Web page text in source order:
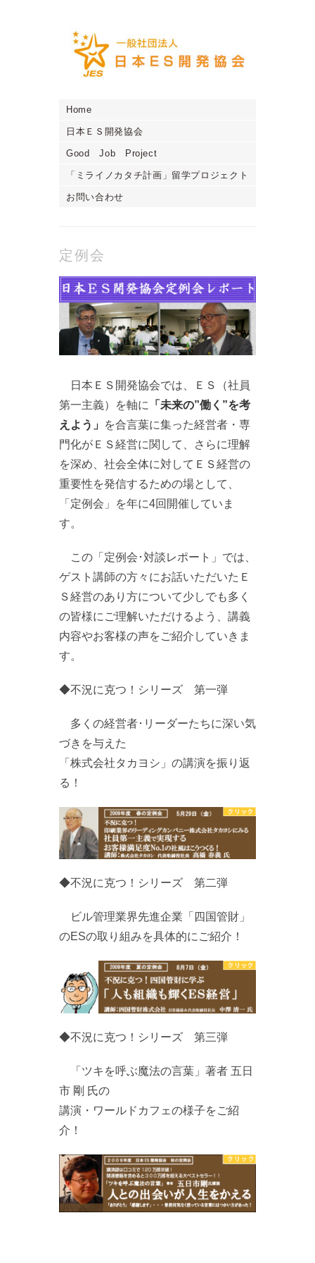
Home
日本ＥＳ開発協会
Good Job Project
「ミライノカタチ計画」留学プロジェクト
お問い合わせ
定例会
日本ＥＳ開発協会では、ＥＳ（社員
第一主義）を軸に
「未来の”働く”を考
えよう」
を合言葉に集った経営者・専
門化がＥＳ経営に関して、さらに理解
を深め、社会全体に対してＥＳ経営の
重要性を発信するための場として、
「定例会」を年に4回開催していま
す。
この「定例会･対談レポート」では、
ゲスト講師の方々にお話いただいたＥ
Ｓ経営のあり方について少しでも多く
の皆様にご理解いただけるよう、講義
内容やお客様の声をご紹介していきま
す。
◆不況に克つ！シリーズ 第一弾
多くの経営者･リーダーたちに深い気
づきを与えた
「株式会社タカヨシ」の講演を振り返
る！
◆不況に克つ！シリーズ 第二弾
ビル管理業界先進企業「四国管財」
のESの取り組みを具体的にご紹介！
◆不況に克つ！シリーズ 第三弾
「ツキを呼ぶ魔法の言葉」著者 五日
市 剛 氏の
講演・ワールドカフェの様子をご紹
介！